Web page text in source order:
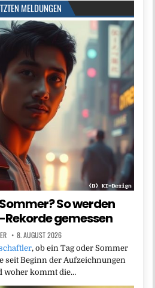
MELDUNGEN
So werden
gemessen
8. AUGUST 2026
, ob ein Tag oder Sommer
seit Beginn der Aufzeichnungen
woher kommt die…